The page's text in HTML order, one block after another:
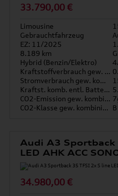
33.790,00 €
Limousine
Gebrauchtfahrzeug
EZ: 11/2025
8.189 km
Hybrid (Benzin/Elektro)
Kraftstoffverbrauch gew. kombiniert
Stromverbrauch gew. kombiniert
Kraftst. komb. entl. Batterie
CO2-Emission gew. kombiniert
CO2-Klasse gew. kombiniert B
Audi A3 Sportback
LED AHK ACC
34.980,00 €